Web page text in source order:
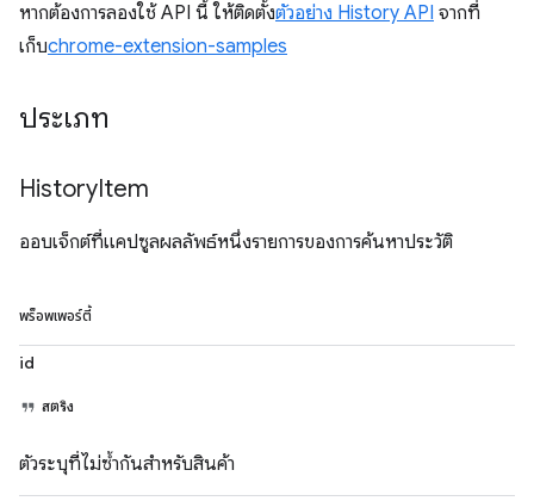
หากต้องการลองใช้ API นี้ ให้ติดตั้งตัวอย่าง History API จากที่
เก็บchrome-extension-samples
ประเภท
HistoryItem
ออบเจ็กต์ที่แคปซูลผลลัพธ์หนึ่งรายการของการค้นหาประวัติ
พร็อพเพอร์ตี้
id
สตริง
ตัวระบุที่ไม่ซ้ำกันสำหรับสินค้า